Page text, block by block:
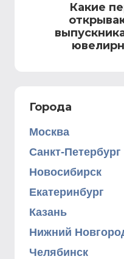
Какие
Города
Москва
Санкт-Петербург
Новосибирск
Екатеринбург
Казань
Нижний
Челябинск